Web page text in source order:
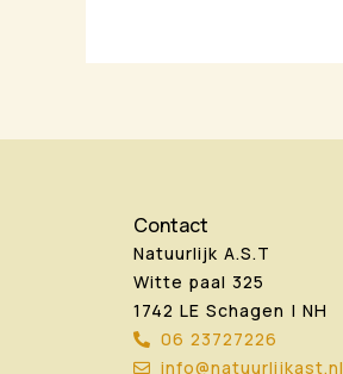
Contact
Natuurlijk A.S.T
Witte paal 325
1742 LE Schagen | NH
06 23727226
info@natuurlijkast.nl